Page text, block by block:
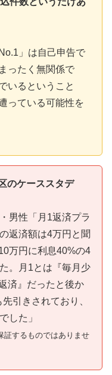
」は自己申告で
ったく無関係で
いるということ
っている可能性を
のケーススタデ
男性「月1返済プラ
返済額は4万円と聞
万円に利息40%の4
。月1とは『毎月少
済』だったと後か
引きされており、
した」
するものではありませ